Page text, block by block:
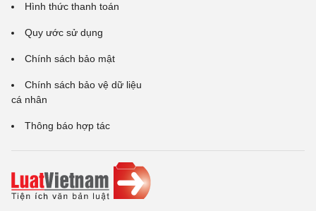
Hình thức thanh toán
Quy ước sử dụng
Chính sách bảo mật
Chính sách bảo vệ dữ liệu
cá nhân
Thông báo hợp tác